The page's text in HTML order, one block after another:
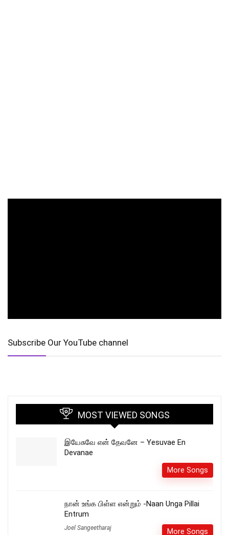
Subscribe Our YouTube channel
MOST VIEWED SONGS
இயேசுவே என் தேவனே – Yesuvae En
Devanae
More Songs
நான் உங்க பிள்ள என்றும் -Naan Unga Pillai
Entrum
Joel Sangeetharaj More Songs